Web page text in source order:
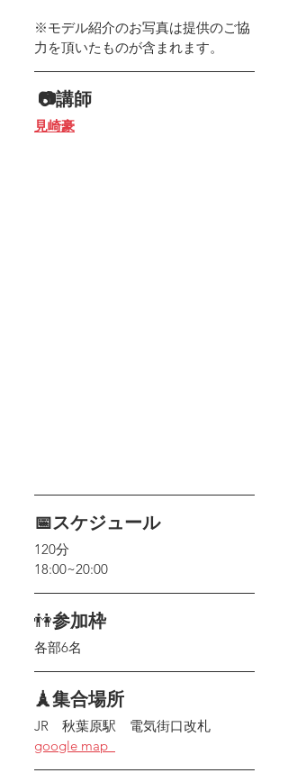
※モデル紹介のお写真は提供のご協
力を頂いたものが含まれます。
📷講師
見崎豪
📅スケジュール
120分
18:00~20:00
👫参加枠
各部6名
🗼集合場所
JR　秋葉原駅　電気街口改札
google map